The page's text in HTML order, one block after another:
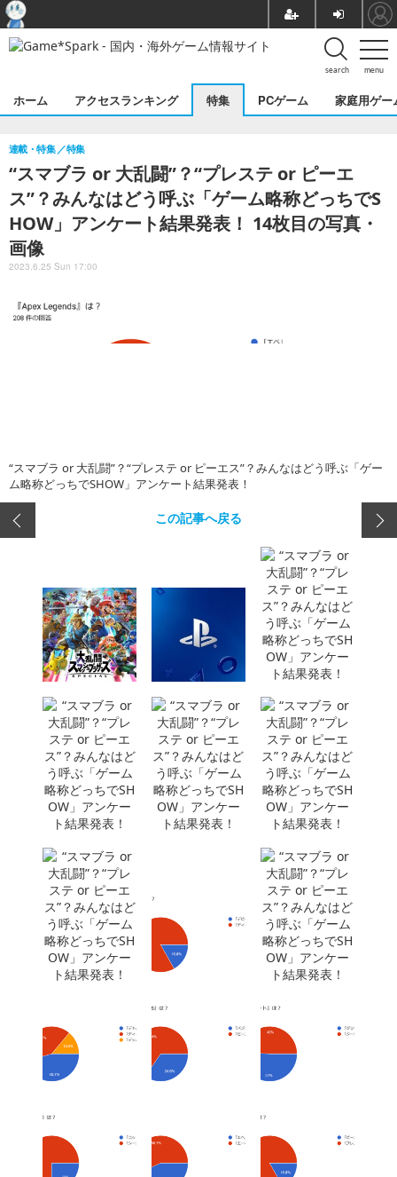
menu
search
ホーム アクセスランキング 特集 PCゲーム 家庭用ゲー
“スマブラ or 大乱闘”？“プレステ or ピーエ
ス”？みんなはどう呼ぶ「ゲーム略称どっちでS
HOW」アンケート結果発表！ 14枚目の写真・
画像
連載・特集 特集
2023.6.25 Sun 17:00
“スマブラ or 大乱闘”？“プレステ or ピーエス”？みんなはどう呼ぶ「ゲー
ム略称どっちでSHOW」アンケート結果発表！
この記事へ戻る